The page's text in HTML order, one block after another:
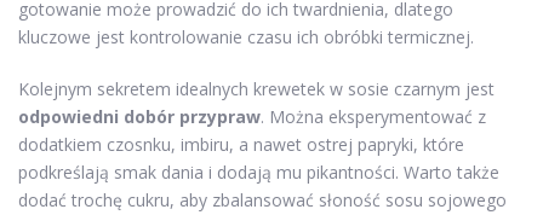
gotowanie może prowadzić do ich twardnienia, dlatego
kluczowe jest kontrolowanie czasu ich obróbki termicznej.
Kolejnym sekretem idealnych krewetek w sosie czarnym jest
odpowiedni dobór przypraw. Można eksperymentować z
dodatkiem czosnku, imbiru, a nawet ostrej papryki, które
podkreślają smak dania i dodają mu pikantności. Warto także
dodać trochę cukru, aby zbalansować słoność sosu sojowego